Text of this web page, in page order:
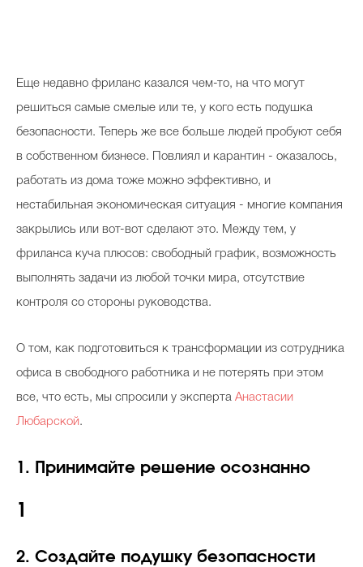
Еще недавно фриланс казался чем-то, на что могут
решиться самые смелые или те, у кого есть подушка
безопасности. Теперь же все больше людей пробуют себя
в собственном бизнесе. Повлиял и карантин - оказалось,
работать из дома тоже можно эффективно, и
нестабильная экономическая ситуация - многие компания
закрылись или вот-вот сделают это. Между тем, у
фриланса куча плюсов: свободный график, возможность
выполнять задачи из любой точки мира, отсутствие
контроля со стороны руководства.
О том, как подготовиться к трансформации из сотрудника
офиса в свободного работника и не потерять при этом
все, что есть, мы спросили у эксперта Анастасии
Любарской.
1. Принимайте решение осознанно
1
2. Создайте подушку безопасности